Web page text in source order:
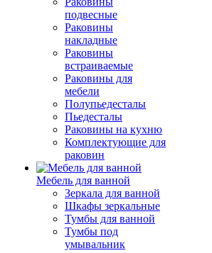
подвесные
Раковины
накладные
Раковины
встраиваемые
Раковины для
мебели
Полупьедесталы
Пьедесталы
Раковины на кухню
Комплектующие для
раковин
Мебель для ванной
Зеркала для ванной
Шкафы зеркальные
Тумбы для ванной
Тумбы под
умывальник